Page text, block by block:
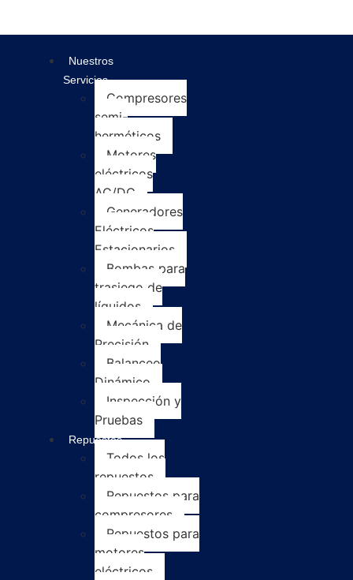
Nuestros
Servicios
Compresores
semi-
herméticos
Motores
eléctricos
AC/DC
Generadores
Eléctricos
Estacionarios
Bombas para
trasiego de
líquidos
Mecánica de
Precisión
Balanceo
Dinámico
Inspección y
Pruebas
Repuestos
Todos los
repuestos
Repuestos para
compresores
Repuestos para
motores
eléctricos